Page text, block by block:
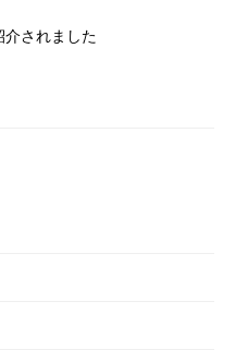
介されました